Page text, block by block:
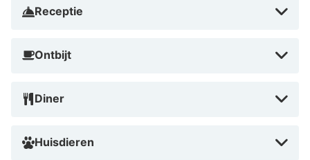
Receptie
Ontbijt
Diner
Huisdieren